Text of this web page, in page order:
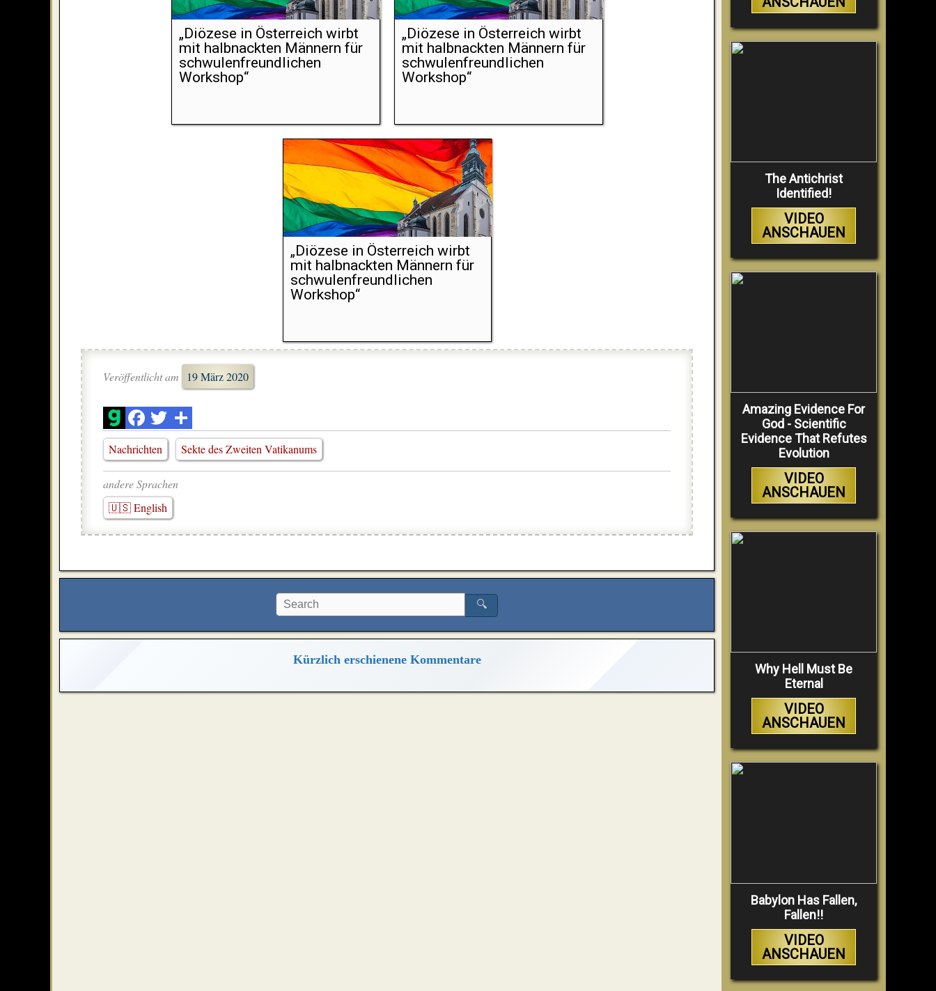
„Diözese in Österreich wirbt
mit halbnackten Männern für
schwulenfreundlichen
Workshop“
„Diözese in Österreich wirbt
mit halbnackten Männern für
schwulenfreundlichen
Workshop“
„Diözese in Österreich wirbt
mit halbnackten Männern für
schwulenfreundlichen
Workshop“
Veröffentlicht am 19 März 2020
Nachrichten Sekte des Zweiten Vatikanums
andere Sprachen
🇺🇸 English
🔍
Kürzlich erschienene Kommentare
The Antichrist
Identified!
VIDEO
ANSCHAUEN
Amazing Evidence For
God - Scientific
Evidence That Refutes
Evolution
VIDEO
ANSCHAUEN
Why Hell Must Be
Eternal
VIDEO
ANSCHAUEN
Babylon Has Fallen,
Fallen!!
VIDEO
ANSCHAUEN